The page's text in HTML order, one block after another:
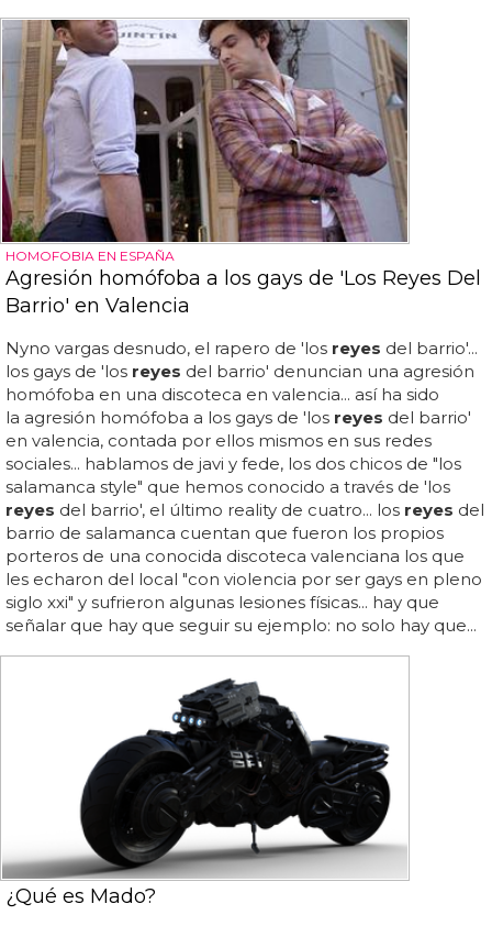
HOMOFOBIA EN ESPAÑA
Agresión homófoba a los gays de 'Los Reyes Del
Barrio' en Valencia
Nyno vargas desnudo, el rapero de 'los reyes del barrio'...
los gays de 'los reyes del barrio' denuncian una agresión
homófoba en una discoteca en valencia... así ha sido
la agresión homófoba a los gays de 'los reyes del barrio'
en valencia, contada por ellos mismos en sus redes
sociales... hablamos de javi y fede, los dos chicos de "los
salamanca style" que hemos conocido a través de 'los
reyes del barrio', el último reality de cuatro... los reyes del
barrio de salamanca cuentan que fueron los propios
porteros de una conocida discoteca valenciana los que
les echaron del local "con violencia por ser gays en pleno
siglo xxi" y sufrieron algunas lesiones físicas... hay que
señalar que hay que seguir su ejemplo: no solo hay que...
¿Qué es Mado?